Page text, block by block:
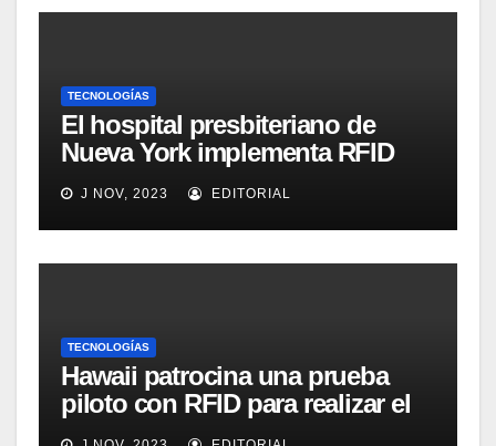
TECNOLOGÍAS
El hospital presbiteriano de
Nueva York implementa RFID
para mejorar el proceso de
inventario de equipamiento
médico
J NOV, 2023 EDITORIAL
TECNOLOGÍAS
Hawaii patrocina una prueba
piloto con RFID para realizar el
seguimiento y control de